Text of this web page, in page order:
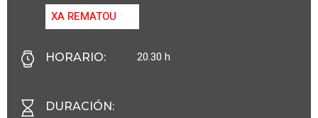
XA REMATOU
HORARIO: 20.30 h
DURACIÓN: